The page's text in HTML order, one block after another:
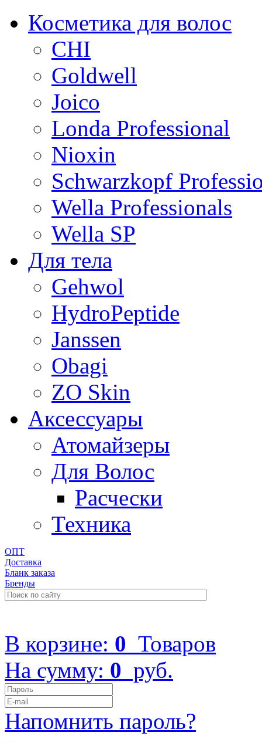
Косметика для волос
CHI
Goldwell
Joico
Londa Professional
Nioxin
Schwarzkopf
Wella Professionals
Wella SP
Для тела
Gehwol
HydroPeptide
Janssen
Obagi
ZO Skin
Aксессуары
Атомайзеры
Для Волос
Расчески
Техника
ОПТ
Доставка
Бланк заказа
Бренды
В корзине: 0 Товаров
На сумму: 0 руб.
Напомнить пароль?